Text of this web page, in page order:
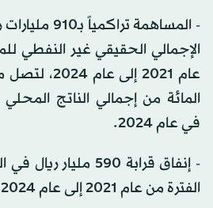
- المساهمة
الإجمالي الحقيقي غير النفطي
المائة من إجمالي الناتج
في عام 2024.
- إنفاق قرابة 590
الفترة من عام 2021 إلى عام 2024.